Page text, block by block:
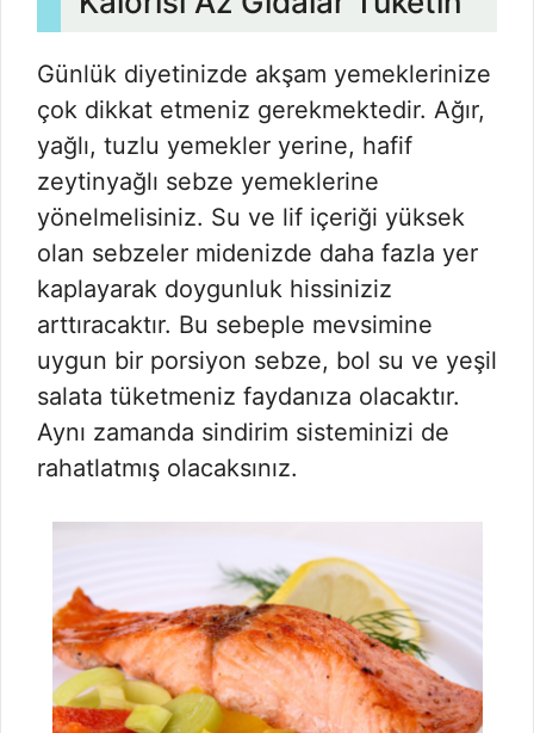
Günlük diyetinizde akşam yemeklerinize
çok dikkat etmeniz gerekmektedir. Ağır,
yağlı, tuzlu yemekler yerine, hafif
zeytinyağlı sebze yemeklerine
yönelmelisiniz. Su ve lif içeriği yüksek
olan sebzeler midenizde daha fazla yer
kaplayarak doygunluk hissiniziz
arttıracaktır. Bu sebeple mevsimine
uygun bir porsiyon sebze, bol su ve yeşil
salata tüketmeniz faydanıza olacaktır.
Aynı zamanda sindirim sisteminizi de
rahatlatmış olacaksınız.